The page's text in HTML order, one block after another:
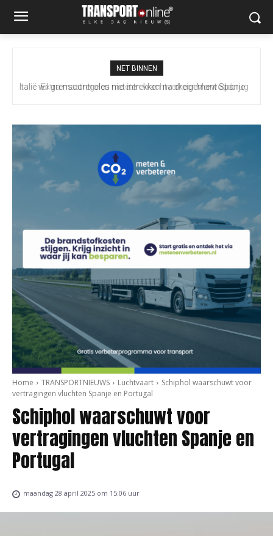
NET BINNEN
Extra maatregelen moeten vrachtverkeer Merwedebrug
Home TRANSPORTNIEUWS Luchtvaart
Schiphol waarschuwt voor
vertragingen vluchten Spanje en Portugal
Schiphol waarschuwt voor
vertragingen vluchten Spanje en
Portugal
maandag 28 april 2025 om 15:06 uur